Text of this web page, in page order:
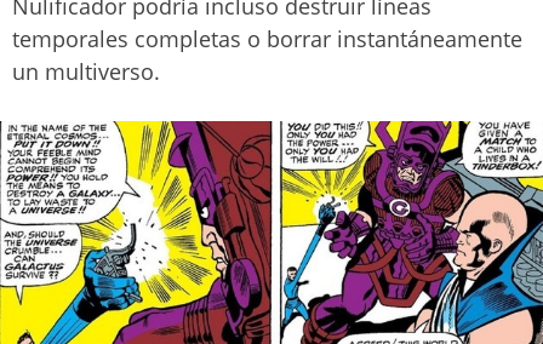
temporales completas o borrar instantáneamente
un multiverso.